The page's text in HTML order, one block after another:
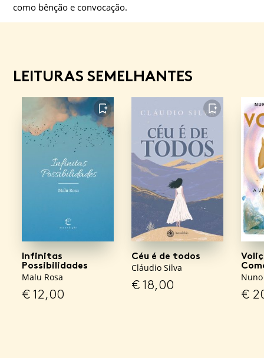
como bênção e convocação.
LEITURAS SEMELHANTES
FAVORITO
Infinitas
Possibilidades
Malu Rosa
€12,00
FAVORITO
Céu é de todos
Cláudio Silva
€18,00
€